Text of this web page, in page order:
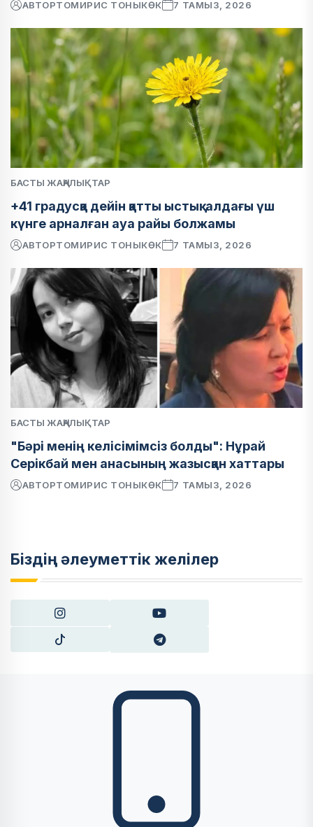
АВТОРТОМИРИС ТОНЫКӨК 7 ТАМЫЗ, 2026
БАСТЫ ЖАҢАЛЫҚТАР
+41 градусқа дейін қатты ыстық: алдағы үш
күнге арналған ауа райы болжамы
АВТОРТОМИРИС ТОНЫКӨК 7 ТАМЫЗ, 2026
БАСТЫ ЖАҢАЛЫҚТАР
"Бәрі менің келісімімсіз болды": Нұрай
Серікбай мен анасының жазысқан хаттары
АВТОРТОМИРИС ТОНЫКӨК 7 ТАМЫЗ, 2026
Біздің әлеуметтік желілер